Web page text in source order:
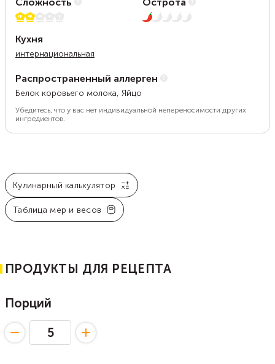
2 из 5
1 из 5
Кухня
интернациональная
Распространенный аллерген
Белок коровьего молока, Яйцо
Убедитесь, что у вас нет индивидуальной непереносимости других
ингредиентов.
Кулинарный калькулятор
Таблица мер и весов
ПРОДУКТЫ ДЛЯ РЕЦЕПТА
Порций